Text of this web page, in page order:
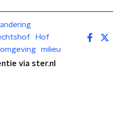
Hof
milieu
via ster.nl